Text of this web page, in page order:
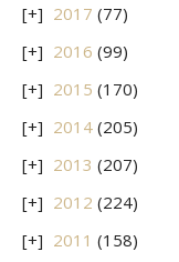
2017 (77)
2016 (99)
2015 (170)
2014 (205)
2013 (207)
2012 (224)
2011 (158)